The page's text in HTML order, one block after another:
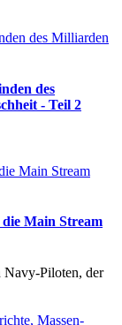
des
- Teil 2
Main Stream
Piloten, der